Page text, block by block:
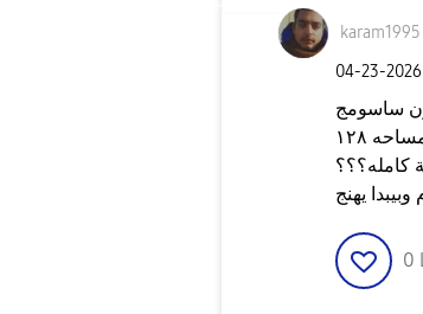
karam1995
‎04-23-2026
0